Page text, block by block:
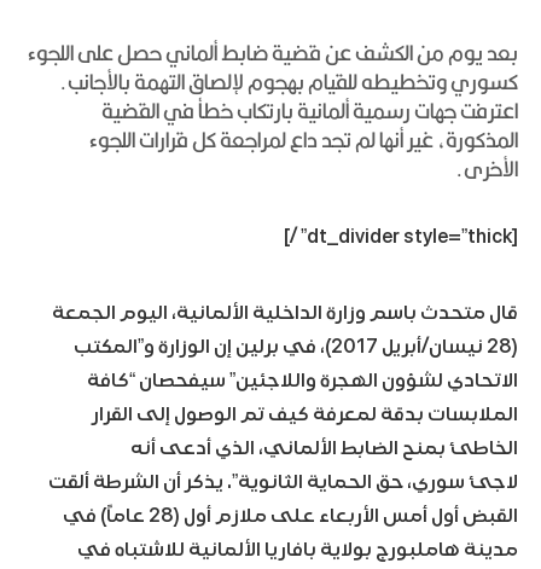
بعد يوم من الكشف عن قضية ضابط ألماني حصل على اللجوء
كسوري وتخطيطه للقيام بهجوم لإلصاق التهمة بالأجانب.
اعترفت جهات رسمية ألمانية بارتكاب خطأ في القضية
المذكورة، غير أنها لم تجد داع لمراجعة كل قرارات اللجوء
الأخرى.
[dt_divider style=”thick” /]
قال متحدث باسم وزارة الداخلية الألمانية، اليوم الجمعة
(28 نيسان/أبريل 2017)، في برلين إن الوزارة و”المكتب
الاتحادي لشؤون الهجرة واللاجئين” سيفحصان “كافة
الملابسات بدقة لمعرفة كيف تم الوصول إلى القرار
الخاطئ بمنح الضابط الألماني، الذي أدعى أنه
لاجئ سوري، حق الحماية الثانوية”. يذكر أن الشرطة ألقت
القبض أول أمس الأربعاء على ملازم أول (28 عاماً) في
مدينة هاملبورج بولاية بافاريا الألمانية للاشتباه في